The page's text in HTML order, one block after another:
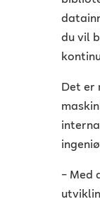
du vil
Det er
– Med